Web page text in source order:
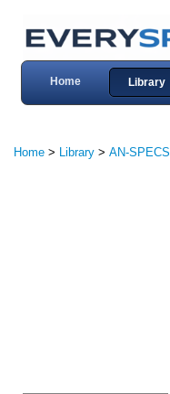
Home Library
Home > Library > AN-SPECS